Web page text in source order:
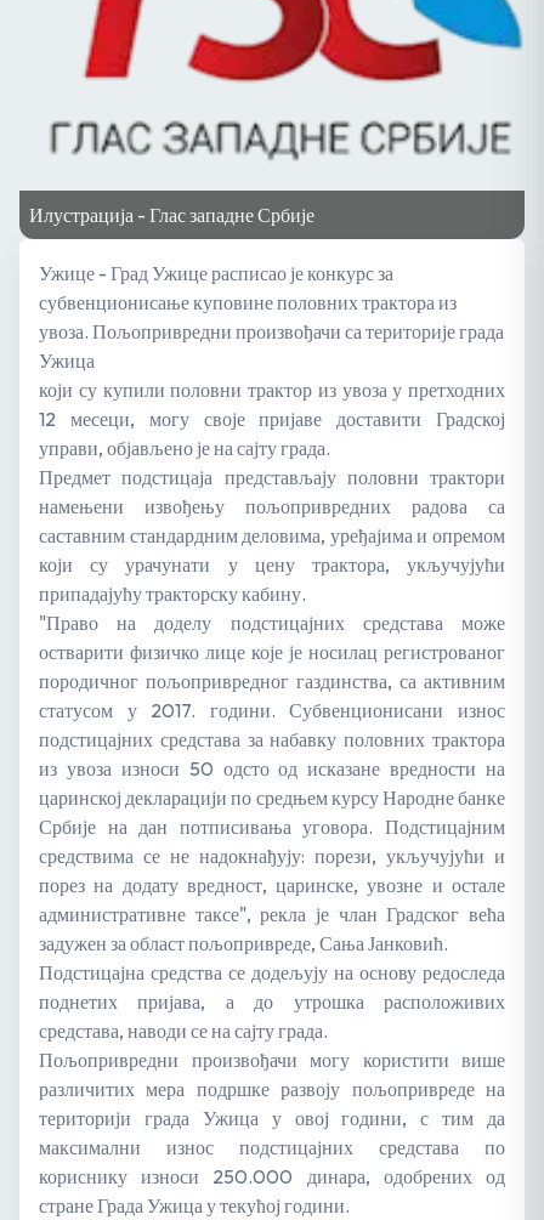
Илустрација - Глас западне Србије
Ужице - Град Ужице расписао је конкурс за
субвенционисање куповине половних трактора из
увоза. Пољопривредни произвођачи са територије града
Ужица
који су купили половни трактор из увоза у претходних
12 месеци, могу своје пријаве доставити Градској
управи, објављено је на сајту града.
Предмет подстицаја представљају половни трактори
намењени извођењу пољопривредних радова са
саставним стандардним деловима, уређајима и опремом
који су урачунати у цену трактора, укључујући
припадајућу тракторску кабину.
"Право на доделу подстицајних средстава може
остварити физичко лице које је носилац регистрованог
породичног пољопривредног газдинства, са активним
статусом у 2017. години. Субвенционисани износ
подстицајних средстава за набавку половних трактора
из увоза износи 50 одсто од исказане вредности на
царинској декларацији по средњем курсу Народне банке
Србије на дан потписивања уговора. Подстицајним
средствима се не надокнађују: порези, укључујући и
порез на додату вредност, царинске, увозне и остале
административне таксе", рекла је члан Градског већа
задужен за област пољопривреде, Сања Јанковић.
Подстицајна средства се додељују на основу редоследа
поднетих пријава, а до утрошка расположивих
средстава, наводи се на сајту града.
Пољопривредни произвођачи могу користити више
различитих мера подршке развоју пољопривреде на
територији града Ужица у овој години, с тим да
максимални износ подстицајних средстава по
кориснику износи 250.000 динара, одобрених од
стране Града Ужица у текућој години.